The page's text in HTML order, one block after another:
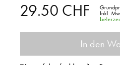
29.50 CHF
Inkl.
In den